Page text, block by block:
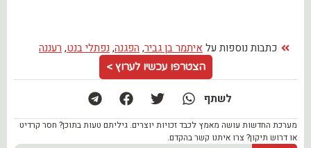
כתבות נוספות על איתמר בן גביר, הפגנה, נפתלי בנט, רעננה
הצטרפו עכשיו לערוץ >
לשתף
מערכת החדשות עושה מאמץ לכבד זכויות יוצרים. גיליתם טעות בתוכן? חסר קרדיט
או דרוש תיקון? צרו איתנו קשר בהקדם.